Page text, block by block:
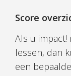
Score
Als u
lessen, dan
een